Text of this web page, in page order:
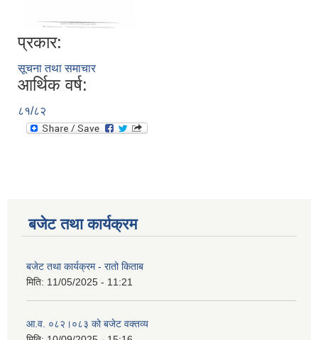
प्रकार:
सूचना तथा समाचार
आर्थिक वर्ष:
८१/८२
बजेट तथा कार्यक्रम
बजेट तथा कार्यक्रम - रातो किताब
मिति: 11/05/2025 - 11:21
आ.व. ०८२।०८३ को बजेट वक्तव्य